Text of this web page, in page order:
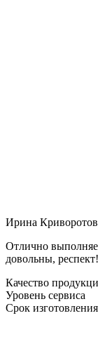
Ирина
Отлично
довольны,
Качество
Уровень сервиса
Срок изготовления